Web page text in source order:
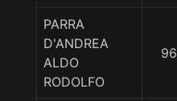
PARRA
D'ANDREA
ALDO
RODOLFO
96